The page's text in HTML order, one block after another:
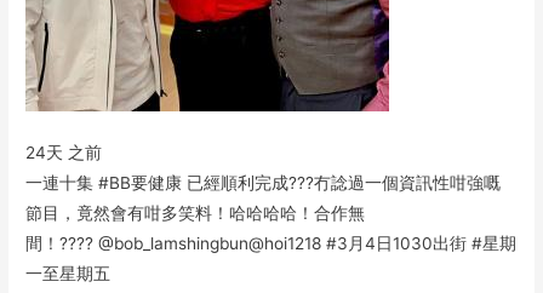
24天 之前
一連十集 #BB要健康 已經順利完成???冇諗過一個資訊性咁強嘅
節目，竟然會有咁多笑料！哈哈哈哈！合作無
間！???? @bob_lamshingbun@hoi1218 #3月4日1030出街 #星期
一至星期五